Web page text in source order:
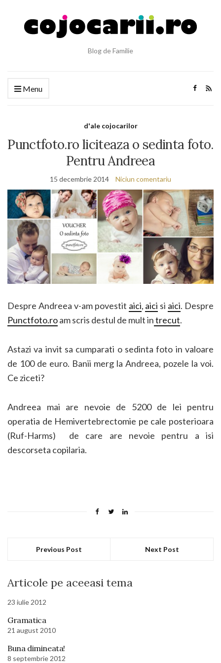
Blog de Familie
Menu
d'ale cojocarilor
Punctfoto.ro liciteaza o sedinta foto.
Pentru Andreea
15 decembrie 2014 Niciun comentariu
Despre Andreea v-am povestit aici, aici si aici. Despre
Punctfoto.roam scris destul de mult intrecut.
Astazi va invit sa cumparati o sedinta foto in valoare
de 100 de euro. Banii merg la Andreea, pozele la voi.
Ce ziceti?
Andreea mai are nevoie de 5200 de lei pentru
operatia de Hemivertebrectomie pe cale posterioara
(Ruf-Harms) de care are nevoie pentru a isi
descorseta copilaria.
Previous Post Next Post
Articole pe aceeasi tema
23 iulie 2012
Gramatica
21 august 2010
Buna dimineata!
8 septembrie 2012